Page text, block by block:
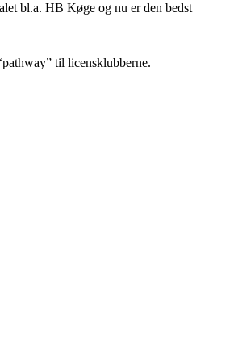
bl.a. HB Køge og nu er den bedst
til licensklubberne.